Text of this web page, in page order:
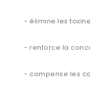
- élimine les
- renforce la
- compense les